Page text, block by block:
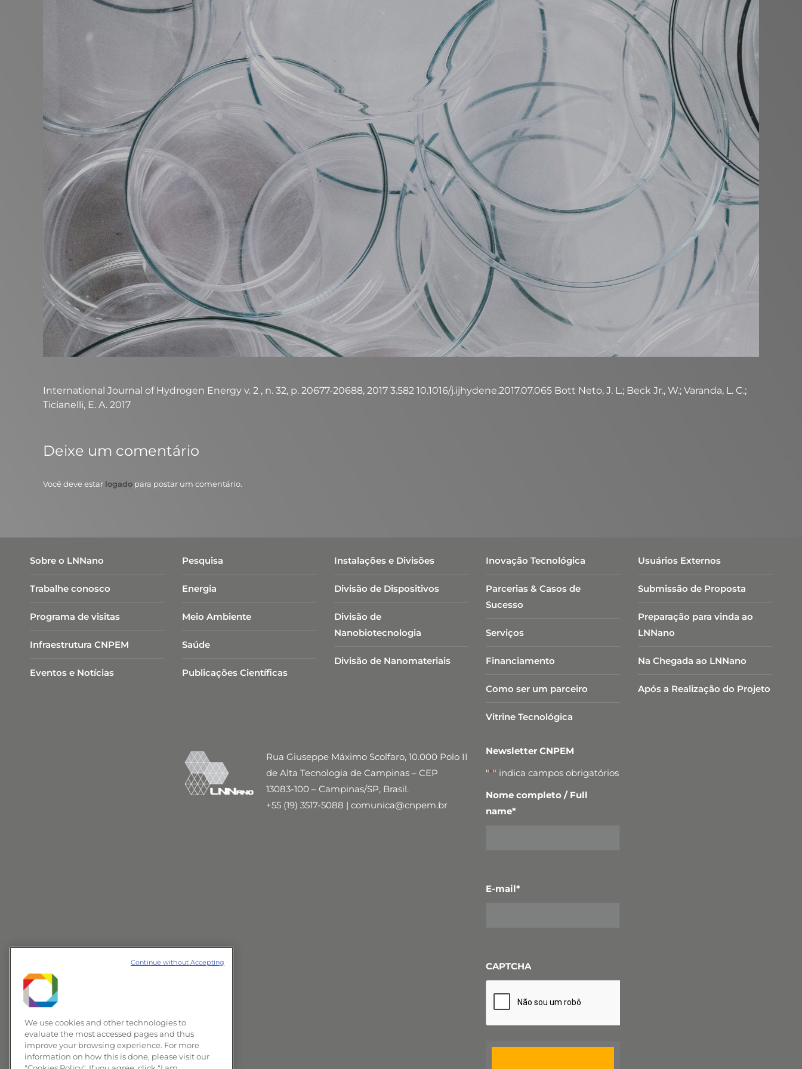
International Journal of Hydrogen Energy v. 2 , n. 32, p. 20677-20688, 2017 3.582 10.1016/j.ijhydene.2017.07.065 Bott Neto, J. L.; Beck Jr., W.; Varanda, L. C.;
Ticianelli, E. A. 2017
Deixe um comentário
Você deve estar logado para postar um comentário.
Sobre o LNNano
Trabalhe conosco
Programa de visitas
Infraestrutura CNPEM
Eventos e Notícias
Pesquisa
Energia
Meio Ambiente
Saúde
Publicações Científicas
Instalações e Divisões
Divisão de Dispositivos
Divisão de
Nanobiotecnologia​
Divisão de Nanomateriais
Inovação Tecnológica
Parcerias & Casos de
Sucesso
Serviços
Financiamento
Como ser um parceiro
Vitrine Tecnológica
Usuários Externos
Submissão de Proposta
Preparação para vinda ao
LNNano
Na Chegada ao LNNano
Após a Realização do Projeto
Rua Giuseppe Máximo Scolfaro, 10.000 Polo II
de Alta Tecnologia de Campinas – CEP
13083-100 – Campinas/SP, Brasil.
+55 (19) 3517-5088 | comunica@cnpem.br
Newsletter CNPEM
"*" indica campos obrigatórios
Nome completo / Full
name*
E-mail*
CAPTCHA
We use cookies and other technologies to
evaluate the most accessed pages and thus
improve your browsing experience. For more
information on how this is done, please visit our
Continue without Accepting